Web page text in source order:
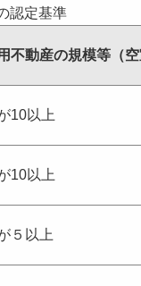
認定基準
不動産の規模等（空
10以上
10以上
５以上